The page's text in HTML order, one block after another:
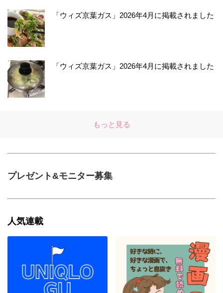
「ウィズ京葉ガス」2026年4月に掲載されました
「ウィズ京葉ガス」2026年4月に掲載されました
もっと見る
プレゼント&モニター募集
人気連載